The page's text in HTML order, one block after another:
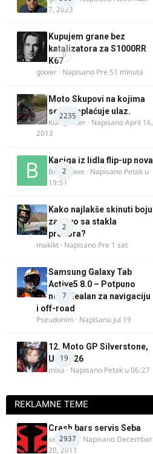
7, 2023
0
Kupujem grane bez
katalizatora za S1000RR
K67
gixxer · Napisano Pre 51 minuta
2235
Moto Skupovi na kojima
se ne naplaćuje ulaz.
Kum_Mixer · NapisanoApril 16,
2013
2
Kaciga iz lidla flip-up nova
Bor-i-slave · Napisano Petak u
19:51
2
Kako najlakše skinuti boju
za drvo sa stakla
prozora?
makikt · Napisano Pre 1 sat
7
Samsung Galaxy Tab
Active5 8.0 – Potpuno
nov, idealan za navigaciju
i off-road
Pseudonim · Napisano Jul 19
19
12. Moto GP Silverstone,
UK, 2026
mixa · Napisano Petak u 06:27
REKLAMNE TEME
2937
Crash bars servis Seba
seba011 · Napisano Decembar
20, 2011